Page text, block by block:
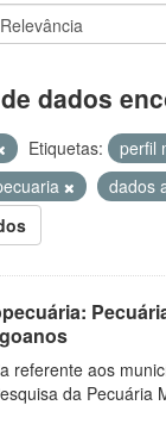
dados
Etiquetas:
perfil
dados
referente aos
da Pecuária